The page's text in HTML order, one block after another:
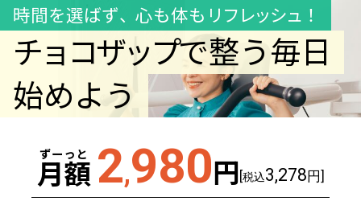
時間を選ばず、 心も体も リフレッシュ！
チョコザップで整う毎日
始めよう
ずーっと
月額 2,980円[税込3,278円]